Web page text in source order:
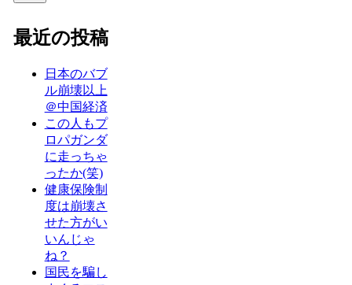
最近の投稿
日本のバブ
ル崩壊以上
＠中国経済
この人もプ
ロパガンダ
に走っちゃ
ったか(笑)
健康保険制
度は崩壊さ
せた方がい
いんじゃ
ね？
国民を騙し